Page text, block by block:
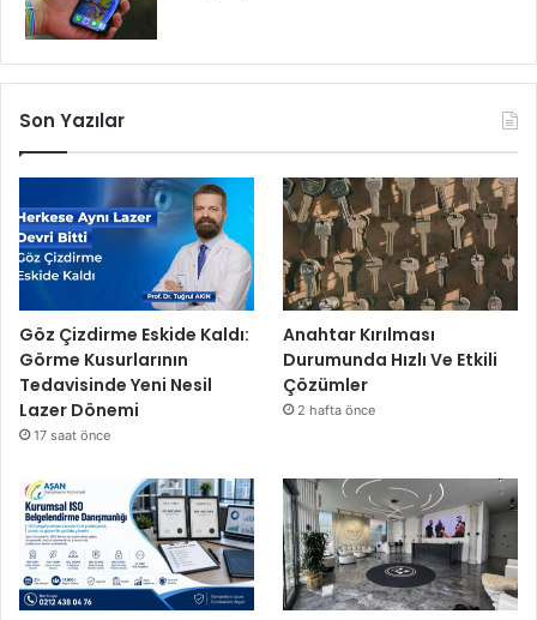
Son Yazılar
Göz Çizdirme Eskide Kaldı:
Görme Kusurlarının
Tedavisinde Yeni Nesil
Lazer Dönemi
17 saat önce
Anahtar Kırılması
Durumunda Hızlı Ve Etkili
Çözümler
2 hafta önce